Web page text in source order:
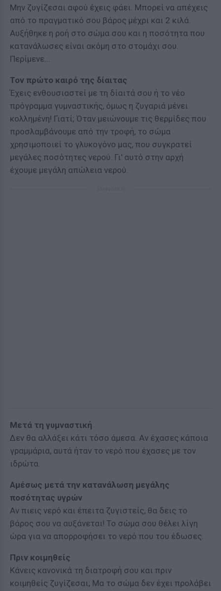
Μην ζυγίζεσαι αφού έχεις φάει. Μπορεί να απέχεις
από το πραγματικό σου βάρος μέχρι και 2 κιλά.
Αυξήθηκε η ροή στο σώμα σου και η ποσότητα που
κατανάλωσες είναι ακόμη στο στομάχι σου.
Περίμενε...
Τον πρώτο καιρό της δίαιτας
Έχεις ενθουσιαστεί με τη δίαιτά σου ή το νέο
πρόγραμμα γυμναστικής, όμως η ζυγαριά μένει
κολλημένη! Γιατί; Όταν μειώνουμε τις θερμίδες που
προσλαμβάνουμε από την τροφή, το σώμα
χρησιμοποιεί το γλυκογόνο μας, που συγκρατεί
μεγάλες ποσότητες νερού. Γι' αυτό στην αρχή
έχουμε μεγάλη απώλεια νερού.
Μετά τη γυμναστική
Δεν θα αλλάξει κάτι τόσο άμεσα. Αν έχασες κάποια
γραμμάρια, αυτά ήταν το νερό που έχασες με τον
ιδρώτα.
Αμέσως μετά την κατανάλωση μεγάλης
ποσότητας υγρών
Αν πιεις νερό και έπειτα ζυγιστείς, θα δεις το
βάρος σου να αυξάνεται! Το σώμα σου θέλει λίγη
ώρα για να απορροφήσει το νερό που του έδωσες.
Πριν κοιμηθείς
Κάνεις κανονικά τη διατροφή σου και πριν
κοιμηθείς ζυγίζεσαι; Μα το σώμα δεν έχει προλάβει